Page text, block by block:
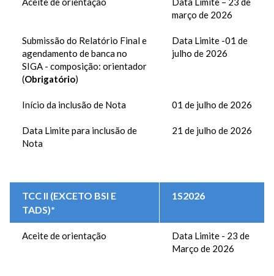
março de 2026
Submissão do Relatório Final e
agendamento de banca no
SIGA - composição: orientador
(Obrigatório)
Data Limite -01 de
julho de 2026
Início da inclusão de Nota 01 de julho de 2026
Data Limite para inclusão de
Nota
21 de julho de 2026
TCC II (EXCETO BSI E
TADS)*
1S2026
Aceite de orientação
Data Limite - 23 de
Março de 2026